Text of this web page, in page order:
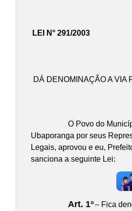
LEI N° 291/2003
DÁ DENOMINAÇÃO A VIA
O Povo do
Ubaporanga por seus
Legais, aprovou e eu,
sanciona a seguinte Lei:
Art. 1°– Fica